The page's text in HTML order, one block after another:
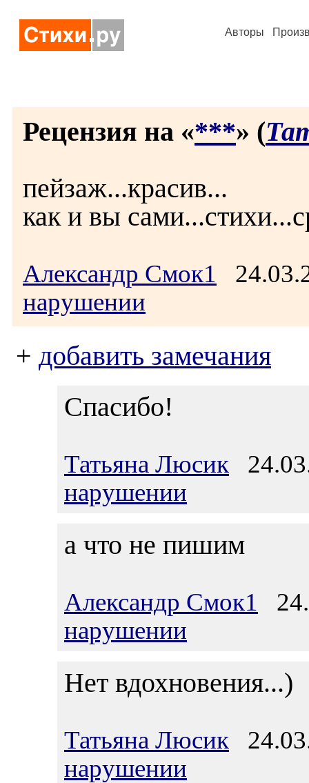
Авторы
Рецензия на «***» (
пейзаж...красив...
как и вы
Александр Смок1
нарушении
+ добавить замечания
Спасибо!
Татьяна Люсик
нарушении
а что не пишим
Александр Смок1
нарушении
Нет вдохновения...)
Татьяна Люсик
нарушении